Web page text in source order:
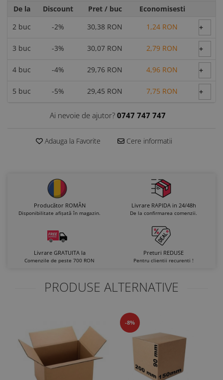
De la
Discount Pret / buc
Economisesti
2 buc -2% 30,38 RON 1,24 RON +
3 buc -3% 30,07 RON 2,79 RON +
4 buc -4% 29,76 RON 4,96 RON +
5 buc -5% 29,45 RON 7,75 RON +
Ai nevoie de ajutor? 0747 747 747
Adauga la Favorite Cere informatii
Producător ROMÂN
Disponibilitate afișată în magazin.
Livrare RAPIDA in 24/48h
De la confirmarea comenzii.
Livrare GRATUITA la
Comenzile de peste 700 RON
Preturi REDUSE
Pentru clientii recurenti !
PRODUSE ALTERNATIVE
-8%